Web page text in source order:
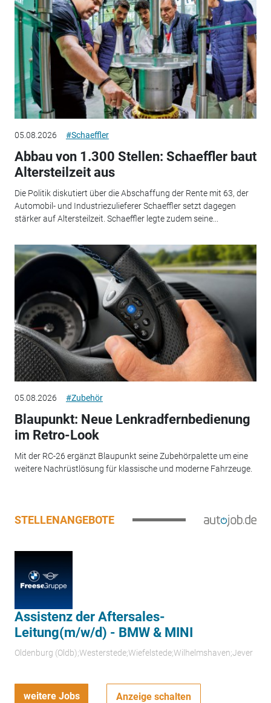
05.08.2026 #Schaeffler
Abbau von 1.300 Stellen: Schaeffler baut
Altersteilzeit aus
Die Politik diskutiert über die Abschaffung der Rente mit 63, der
Automobil- und Industriezulieferer Schaeffler setzt dagegen
stärker auf Altersteilzeit. Schaeffler legte zudem seine...
05.08.2026 #Zubehör
Blaupunkt: Neue Lenkradfernbedienung
im Retro-Look
Mit der RC-26 ergänzt Blaupunkt seine Zubehörpalette um eine
weitere Nachrüstlösung für klassische und moderne Fahrzeuge.
STELLENANGEBOTE
Assistenz der Aftersales-
Leitung(m/w/d) - BMW & MINI
Oldenburg (Oldb);Westerstede;Wiefelstede;Wilhelmshaven;Jever
weitere Jobs Anzeige schalten